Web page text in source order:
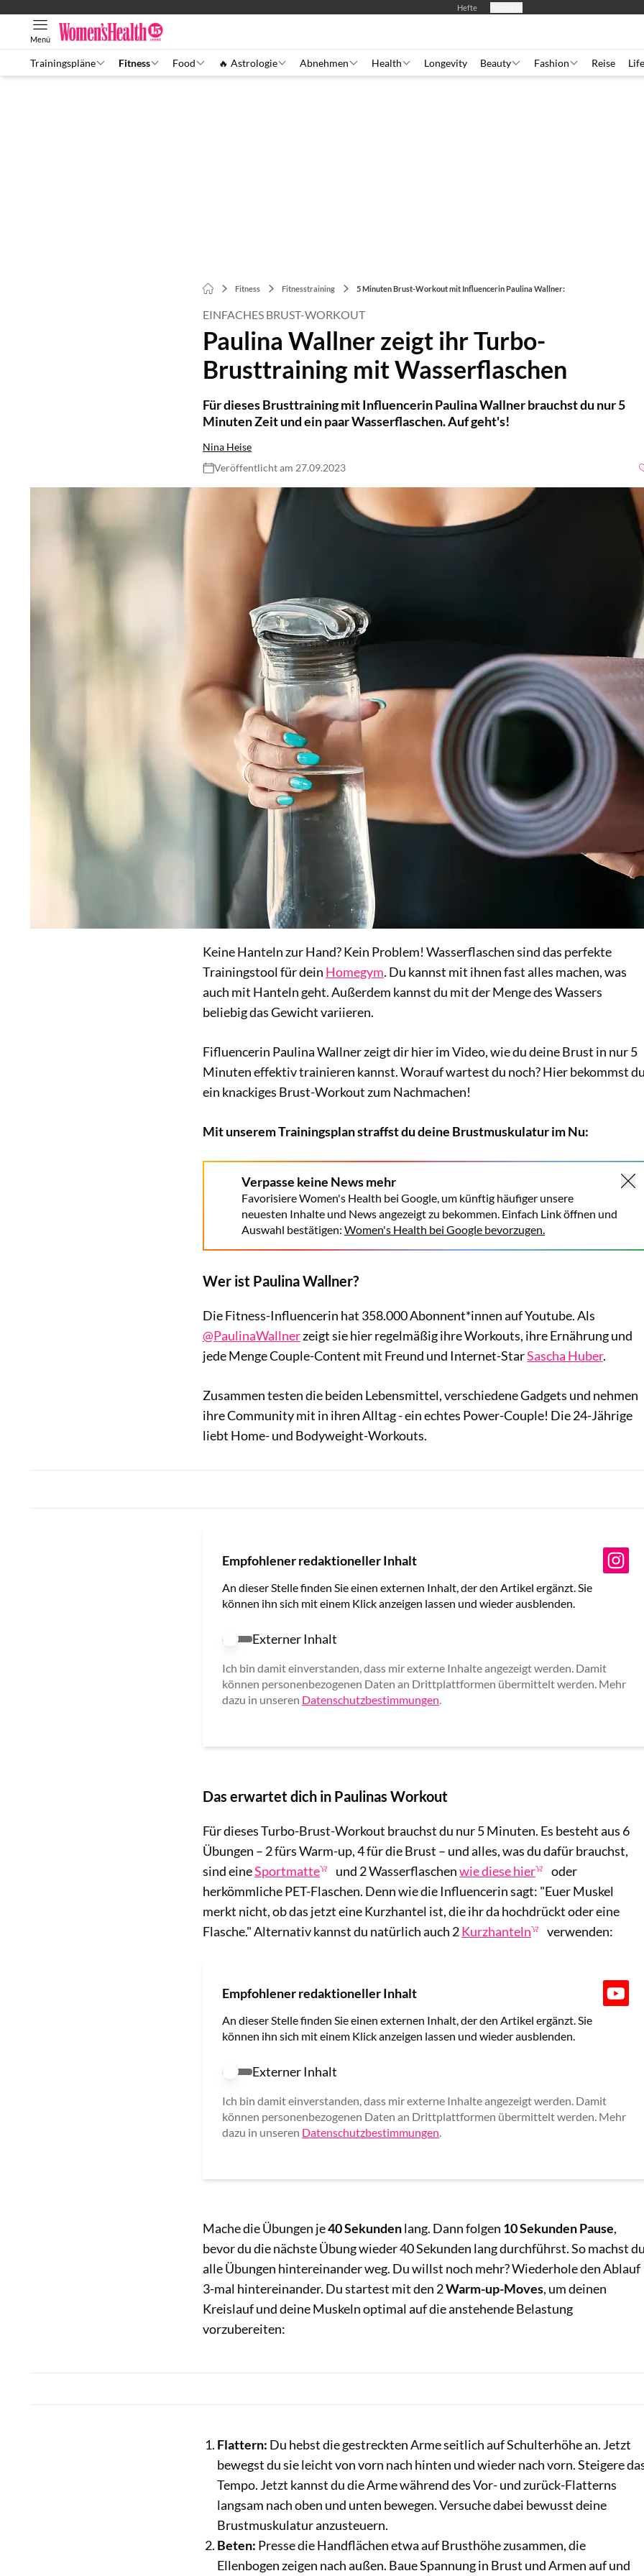
Hefte
Menü
Trainingspläne Fitness Food 🔥 Astrologie Abnehmen Health Longevity Beauty Fashion Reise Life
Fitness Fitnesstraining 5 Minuten Brust-Workout mit Influencerin Paulina Wallner:
EINFACHES BRUST-WORKOUT
Paulina Wallner zeigt ihr Turbo-
Brusttraining mit Wasserflaschen
Für dieses Brusttraining mit Influencerin Paulina Wallner brauchst du nur 5
Minuten Zeit und ein paar Wasserflaschen. Auf geht's!
Nina Heise
Veröffentlicht am 27.09.2023
Keine Hanteln zur Hand? Kein Problem! Wasserflaschen sind das perfekte
Trainingstool für dein Homegym. Du kannst mit ihnen fast alles machen, was
auch mit Hanteln geht. Außerdem kannst du mit der Menge des Wassers
beliebig das Gewicht variieren.
Fifluencerin Paulina Wallner zeigt dir hier im Video, wie du deine Brust in nur 5
Minuten effektiv trainieren kannst. Worauf wartest du noch? Hier bekommst
ein knackiges Brust-Workout zum Nachmachen!
Mit unserem Trainingsplan straffst du deine Brustmuskulatur im Nu:
Verpasse keine News mehr
Favorisiere Women's Health bei Google, um künftig häufiger unsere
neuesten Inhalte und News angezeigt zu bekommen. Einfach Link öffnen und
Auswahl bestätigen: Women's Health bei Google bevorzugen.
Wer ist Paulina Wallner?
Die Fitness-Influencerin hat 358.000 Abonnent*innen auf Youtube. Als
@PaulinaWallnerzeigt sie hier regelmäßig ihre Workouts, ihre Ernährung und
jede Menge Couple-Content mit Freund und Internet-StarSascha Huber.
Zusammen testen die beiden Lebensmittel, verschiedene Gadgets und nehmen
ihre Community mit in ihren Alltag - ein echtes Power-Couple! Die 24-Jährige
liebt Home- und Bodyweight-Workouts.
Empfohlener redaktioneller Inhalt
An dieser Stelle finden Sie einen externen Inhalt, der den Artikel ergänzt. Sie
können ihn sich mit einem Klick anzeigen lassen und wieder ausblenden.
Externer Inhalt erlauben
Externer Inhalt
Ich bin damit einverstanden, dass mir externe Inhalte angezeigt werden. Damit
können personenbezogenen Daten an Drittplattformen übermittelt werden. Mehr
dazu in unseren Datenschutzbestimmungen
Das erwartet dich in Paulinas Workout
Für dieses Turbo-Brust-Workout brauchst du nur 5 Minuten. Es besteht aus 6
Übungen – 2 fürs Warm-up, 4 für die Brust – und alles, was du dafür brauchst,
sind eineSportmatte und 2 Wasserflaschenwie diese hier
oder
herkömmliche PET-Flaschen. Denn wie die Influencerin sagt: "Euer Muskel
merkt nicht, ob das jetzt eine Kurzhantel ist, die ihr da hochdrückt oder eine
Flasche." Alternativ kannst du natürlich auch 2Kurzhanteln verwenden:
Empfohlener redaktioneller Inhalt
An dieser Stelle finden Sie einen externen Inhalt, der den Artikel ergänzt. Sie
können ihn sich mit einem Klick anzeigen lassen und wieder ausblenden.
Externer Inhalt erlauben
Externer Inhalt
Ich bin damit einverstanden, dass mir externe Inhalte angezeigt werden. Damit
können personenbezogenen Daten an Drittplattformen übermittelt werden. Mehr
dazu in unseren Datenschutzbestimmungen
Mache die Übungen je40 Sekundenlang. Dann folgen 10 Sekunden Pause,
bevor du die nächste Übung wieder 40 Sekunden lang durchführst. So machst
alle Übungen hintereinander weg. Du willst noch mehr? Wiederhole den Ablauf
3-mal hintereinander. Du startest mit den 2Warm-up-Moves, um deinen
Kreislauf und deine Muskeln optimal auf die anstehende Belastung
vorzubereiten:
Flattern: Du hebst die gestreckten Arme seitlich auf Schulterhöhe an. Jetzt
bewegst du sie leicht von vorn nach hinten und wieder nach vorn. Steigere
Tempo. Jetzt kannst du die Arme während des Vor- und zurück-Flatterns
langsam nach oben und unten bewegen. Versuche dabei bewusst deine
Brustmuskulatur anzusteuern.
Beten: Presse die Handflächen etwa auf Brusthöhe zusammen, die
Ellenbogen zeigen nach außen. Baue Spannung in Brust und Armen auf und